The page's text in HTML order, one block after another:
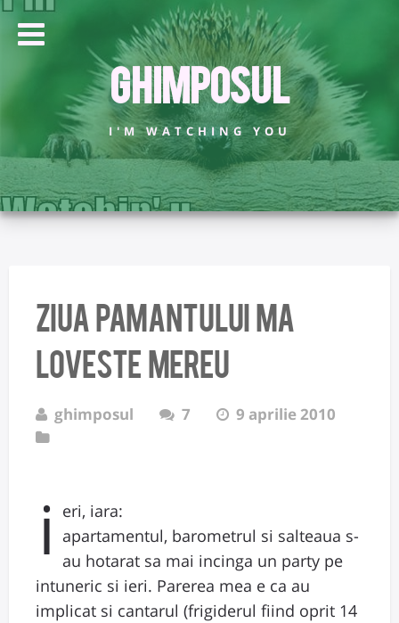
Ghimposul
I'M WATCHING YOU
ziua pamantului ma
loveste mereu
ghimposul 7 9 aprilie 2010
i
eri, iara:
apartamentul, barometrul si salteaua s-
au hotarat sa mai incinga un party pe
intuneric si ieri. Parerea mea e ca au
implicat si cantarul (frigiderul fiind oprit 14